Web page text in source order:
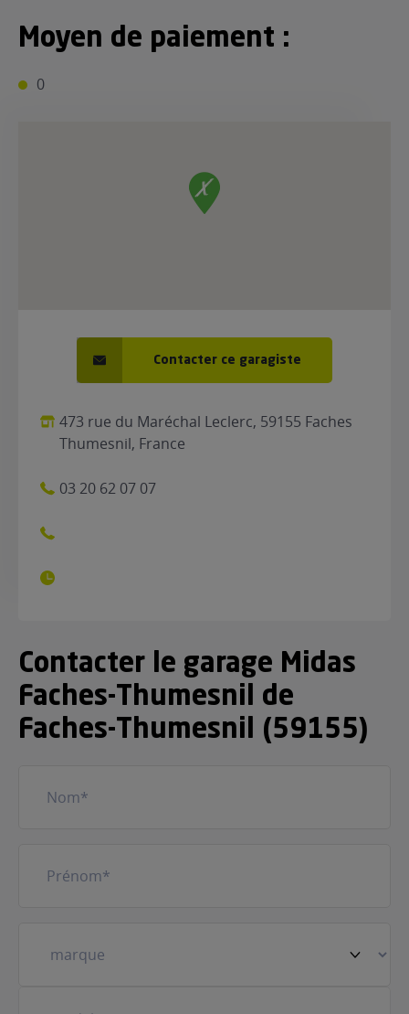
garagiste
Moyen de paiement :
0
Contacter ce garagiste
473 rue du Maréchal Leclerc, 59155 Faches
Thumesnil, France
03 20 62 07 07
Contacter le garage Midas
Faches-Thumesnil de
Faches-Thumesnil (59155)
véhicule(Nécessaire)